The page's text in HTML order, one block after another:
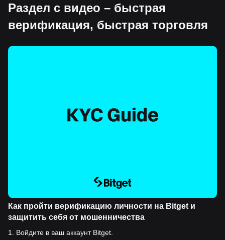
Раздел с видео – быстрая
верификация, быстрая торговля
Как пройти верификацию личности на Bitget и
защитить себя от мошенничества
1
Войдите в ваш аккаунт Bitget.